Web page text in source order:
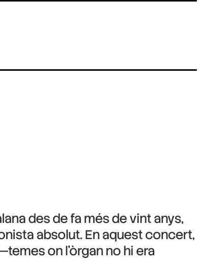
des de fa més de vint anys,
absolut. En aquest concert,
on l’òrgan no hi era